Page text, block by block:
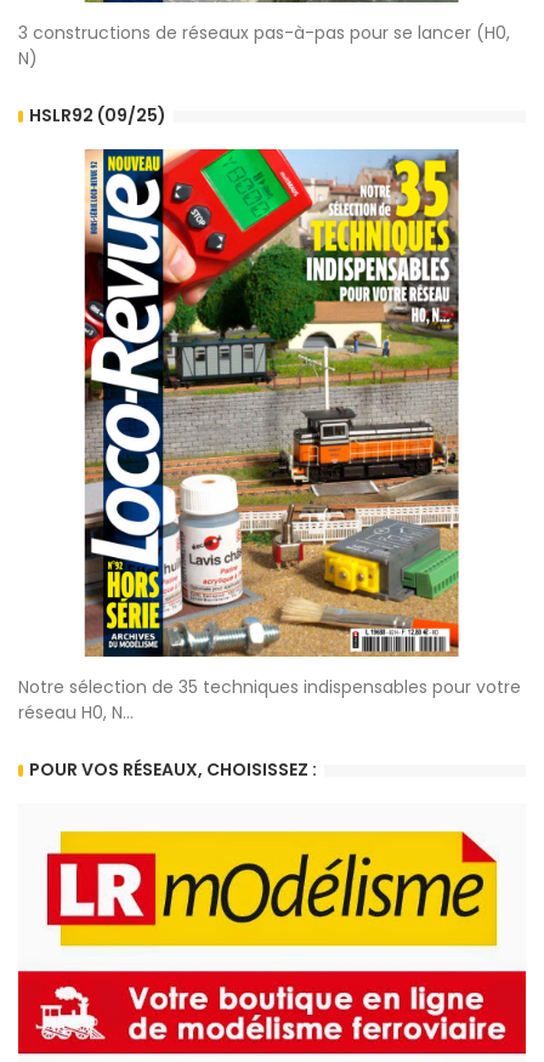
3 constructions de réseaux pas-à-pas pour se lancer (H0,
N)
HSLR92 (09/25)
Notre sélection de 35 techniques indispensables pour votre
réseau H0, N...
POUR VOS RÉSEAUX, CHOISISSEZ :